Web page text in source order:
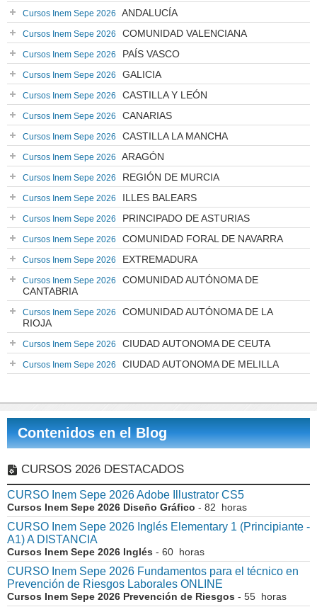
Cursos Inem Sepe 2026 ANDALUCÍA
Cursos Inem Sepe 2026 COMUNIDAD VALENCIANA
Cursos Inem Sepe 2026 PAÍS VASCO
Cursos Inem Sepe 2026 GALICIA
Cursos Inem Sepe 2026 CASTILLA Y LEÓN
Cursos Inem Sepe 2026 CANARIAS
Cursos Inem Sepe 2026 CASTILLA LA MANCHA
Cursos Inem Sepe 2026 ARAGÓN
Cursos Inem Sepe 2026 REGIÓN DE MURCIA
Cursos Inem Sepe 2026 ILLES BALEARS
Cursos Inem Sepe 2026 PRINCIPADO DE ASTURIAS
Cursos Inem Sepe 2026 COMUNIDAD FORAL DE NAVARRA
Cursos Inem Sepe 2026 EXTREMADURA
Cursos Inem Sepe 2026
COMUNIDAD AUTÓNOMA DE
CANTABRIA
Cursos Inem Sepe 2026
COMUNIDAD AUTÓNOMA DE LA
RIOJA
Cursos Inem Sepe 2026 CIUDAD AUTONOMA DE CEUTA
Cursos Inem Sepe 2026 CIUDAD AUTONOMA DE MELILLA
Contenidos en el Blog
CURSOS 2026 DESTACADOS
CURSO Inem Sepe 2026 Adobe Illustrator CS5
Cursos Inem Sepe 2026 Diseño Gráfico - 82 horas
CURSO Inem Sepe 2026 Inglés Elementary 1 (Principiante -
A1) A DISTANCIA
Cursos Inem Sepe 2026 Inglés - 60 horas
CURSO Inem Sepe 2026 Fundamentos para el técnico en
Prevención de Riesgos Laborales ONLINE
Cursos Inem Sepe 2026 Prevención de Riesgos - 55 horas